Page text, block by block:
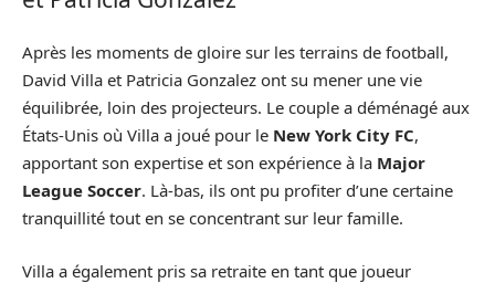
Après les moments de gloire sur les terrains de football,
David Villa et Patricia Gonzalez ont su mener une vie
équilibrée, loin des projecteurs. Le couple a déménagé aux
États-Unis où Villa a joué pour le New York City FC,
apportant son expertise et son expérience à la Major
League Soccer. Là-bas, ils ont pu profiter d’une certaine
tranquillité tout en se concentrant sur leur famille.
Villa a également pris sa retraite en tant que joueur